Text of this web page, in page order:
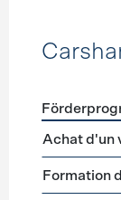
Achat d'un
Formation